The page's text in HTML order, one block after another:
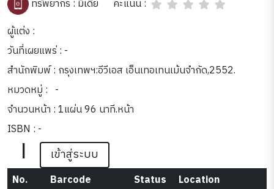
ทรัพยากร : มีเดีย
คะแนน :
ผู้แต่ง :
วันที่เผยแพร่ : -
สำนักพิมพ์ : กรุงเทพฯ:อีวีเอส เอ็นเทอเทนเม้นจำกัด,2552.
หมวดหมู่ : -
จำนวนหน้า : 1แผ่น 96 นาที.หน้า
ISBN : -
| เข้าสู่ระบบ
No. Barcode Status
Location